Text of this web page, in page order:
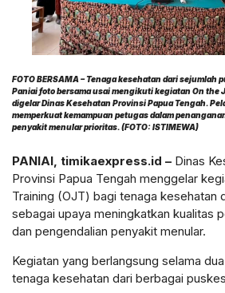
FOTO BERSAMA – Tenaga kesehatan dari sejumlah
Paniai foto bersama usai mengikuti kegiatan On the
digelar Dinas Kesehatan Provinsi Papua Tengah.
memperkuat kemampuan petugas dalam
penyakit menular prioritas. (FOTO: ISTIMEWA)
PANIAI, timikaexpress.id – Dinas
Provinsi Papua Tengah menggelar
Training (OJT) bagi tenaga kesehatan
sebagai upaya meningkatkan kualitas
dan pengendalian penyakit menular.
Kegiatan yang berlangsung selama
tenaga kesehatan dari berbagai